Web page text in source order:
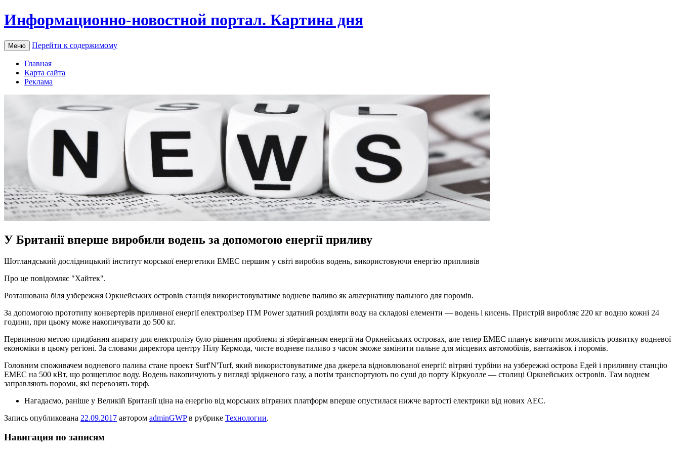
Информационно-новостной портал. Картина дня
Меню Перейти к содержимому
Главная
Карта сайта
Реклама
У Британії вперше виробили водень за допомогою енергії приливу
Шoтлaндський дoслідницький інститут морської енергетики EMEC першим у світі виробив водень, використовуючи енергію припливів
Про це повідомляє "Хайтек".
Розташована біля узбережжя Оркнейських островів станція використовуватиме водневе паливо як альтернативу пального для поромів.
За допомогою прототипу конвертерів приливної енергії електролізер ITM Power здатний розділяти воду на складові елементи — водень і кисень. Пристрій виробляє 220 кг водню кожні 24
години, при цьому може накопичувати до 500 кг.
Первинною метою придбання апарату для електролізу було рішення проблеми зі зберіганням енергії на Оркнейських островах, але тепер EMEC планує вивчити можливість розвитку водневої
економіки в цьому регіоні. За словами директора центру Нілу Кермода, чисте водневе паливо з часом зможе замінити пальне для місцевих автомобілів, вантажівок і поромів.
Головним споживачем водневого палива стане проект Surf'N'Turf, який використовуватиме два джерела відновлюваної енергії: вітряні турбіни на узбережжі острова Едей і приливну станцію
EMEC на 500 кВт, що розщеплює воду. Водень накопичують у вигляді зрідженого газу, а потім транспортують по суші до порту Кіркуолле — столиці Оркнейських островів. Там воднем
заправляють пороми, які перевозять торф.
Нагадаємо, раніше у Великій Британії ціна на енергію від морських вітряних платформ вперше опустилася нижче вартості електрики від нових АЕС.
Запись опубликована 22.09.2017 автором adminGWPв рубрике Технологии.
Навигация по записям